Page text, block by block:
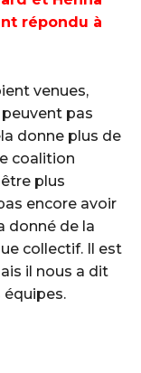
répondu à
venues,
peuvent pas
donne plus de
coalition
plus
encore avoir
donné de la
collectif. Il est
il nous a dit
équipes.